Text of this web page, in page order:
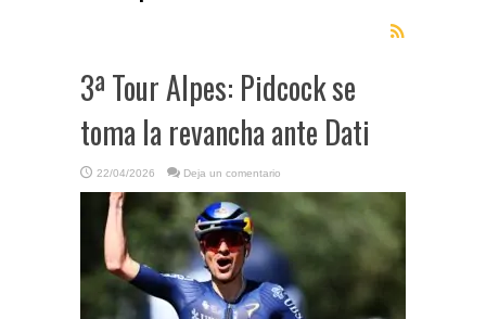
3ª Tour Alpes: Pidcock se
toma la revancha ante Dati
22/04/2026 Deja un comentario